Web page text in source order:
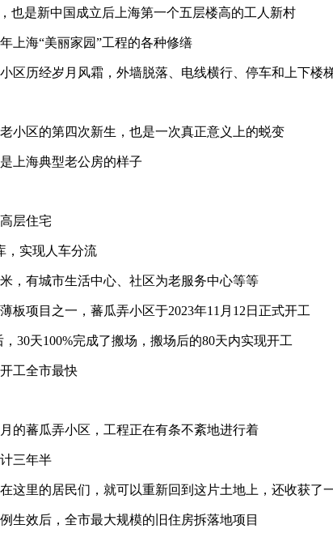
也是新中国成立后上海第一个五层楼高的工人新村
上海“美丽家园”工程的各种修缮
区历经岁月风霜，外墙脱落、电线横行、停车和上下楼
小区的第四次新生，也是一次真正意义上的蜕变
上海典型老公房的样子
层住宅
，实现人车分流
，有城市生活中心、社区为老服务中心等等
板项目之一，蕃瓜弄小区于2023年11月12日正式开工
30天100%完成了搬场，搬场后的80天内实现开工
工全市最快
的蕃瓜弄小区，工程正在有条不紊地进行着
三年半
这里的居民们，就可以重新回到这片土地上，还收获了
生效后，全市最大规模的旧住房拆落地项目